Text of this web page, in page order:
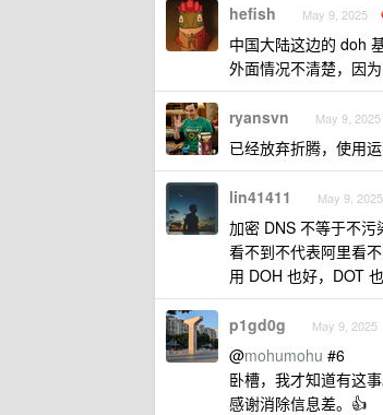
hefish May 9, 2025
中国大陆这边的 doh
外面情况不清楚，因为
ryansvn May 9, 2025
已经放弃折腾，使用
lin41411 May 9, 2025
加密 DNS 不等于不
看不到不代表阿里看
用 DOH 也好，DOT
p1gd0g May 9, 2025
@mohumohu #6
卧槽，我才知道有这
感谢消除信息差。👍